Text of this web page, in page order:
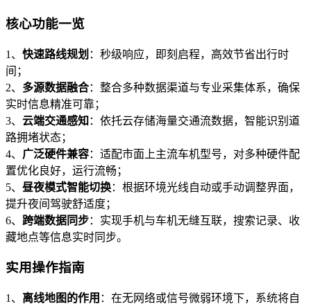
核心功能一览
1、 快速路线规划 ：秒级响应，即刻启程，高效节省出行时
间；
2、 多源数据融合：整合多种数据渠道与专业采集体系，确保
实时信息精准可靠；
3、 云端交通感知 ：依托云存储海量交通流数据，智能识别道
路拥堵状态；
4、 广泛硬件兼容：适配市面上主流车机型号，对多种硬件配
置优化良好，运行流畅；
5、 昼夜模式智能切换：根据环境光线自动或手动调整界面，
提升夜间驾驶舒适度；
6、 跨端数据同步：实现手机与车机无缝互联，搜索记录、收
藏地点等信息实时同步。
实用操作指南
1、 离线地图的作用 ：在无网络或信号微弱环境下，系统将自